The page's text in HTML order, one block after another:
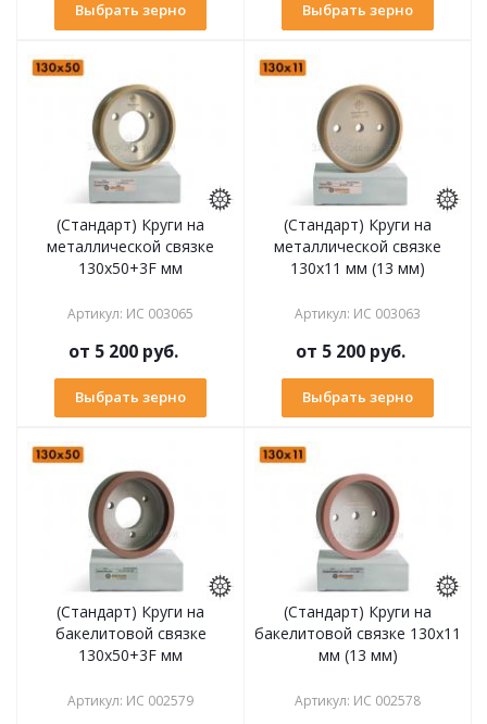
Выбрать зерно Выбрать зерно
(Стандарт) Круги на
металлической связке
130х50+3F мм
Артикул: ИС 003065
от 5 200 руб.
Выбрать зерно
(Стандарт) Круги на
металлической связке
130х11 мм (13 мм)
Артикул: ИС 003063
от 5 200 руб.
Выбрать зерно
(Стандарт) Круги на
бакелитовой связке
130х50+3F мм
Артикул: ИС 002579
(Стандарт) Круги на
бакелитовой связке 130х11
мм (13 мм)
Артикул: ИС 002578